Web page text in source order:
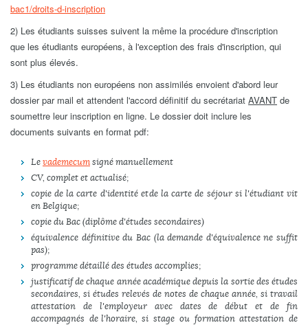
bac1/droits-d-inscription
2) Les étudiants suisses suivent la même la procédure d'inscription
que les étudiants européens, à l'exception des frais d'inscription, qui
sont plus élevés.
3) Les étudiants non européens non assimilés envoient d'abord leur
dossier par mail et attendent l'accord définitif du secrétariat AVANT de
soumettre leur inscription en ligne. Le dossier doit inclure les
documents suivants en format pdf:
Levademecumsigné manuellement
CV, complet et actualisé;
copie de la carte d'identité et de la carte de séjour si l'étudiant vit
en Belgique;
copie du Bac (diplôme d'études secondaires)
équivalence définitive du Bac (la demande d'équivalence ne suffit
pas);
programme détaillé des études accomplies;
justificatif de chaque année académique depuis la sortie des études
secondaires, si études relevés de notes de chaque année, si travail
attestation de l'employeur avec dates de début et de fin
accompagnés de l'horaire, si stage ou formation attestation de